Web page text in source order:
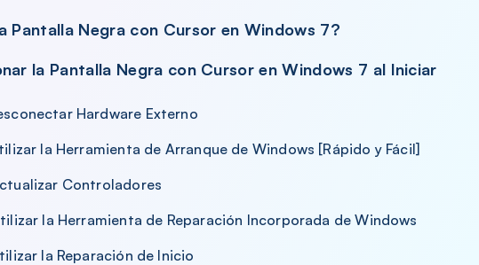
Pantalla Negra con Cursor en Windows 7?
la Pantalla Negra con Cursor en Windows 7 al Iniciar
Hardware Externo
la Herramienta de Arranque de Windows [Rápido y Fácil]
Controladores
la Herramienta de Reparación Incorporada de Windows
la Reparación de Inicio